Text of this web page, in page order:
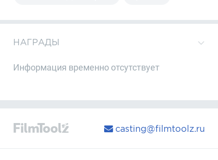
НАГРАДЫ
Информация временно отсутствует
casting@filmtoolz.ru